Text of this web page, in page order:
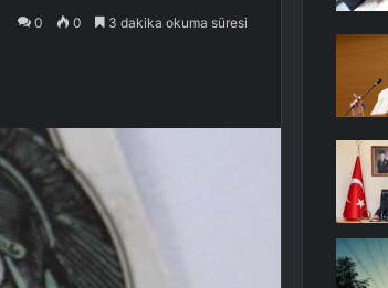
0 0 3 dakika okuma süresi